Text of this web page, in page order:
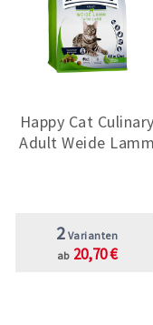
Happy Cat Culinary
Adult Weide Lamm
2 Varianten
ab 20,70 €